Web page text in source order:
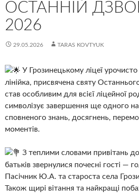
ОСТАННІЙ
2026
29.05.2026 TARAS KOVTYUK
У Грозинецькому ліцеї
лінійка, присвячена святу
став особливим для всієї ліцейної
символізує завершення ще одного
сповненого знань, досягнень,
моментів.
З теплими словами привітань до
батьків звернулися почесні гості —
Пасічник Ю.А. та староста села
Також щирі вітання та найкращі